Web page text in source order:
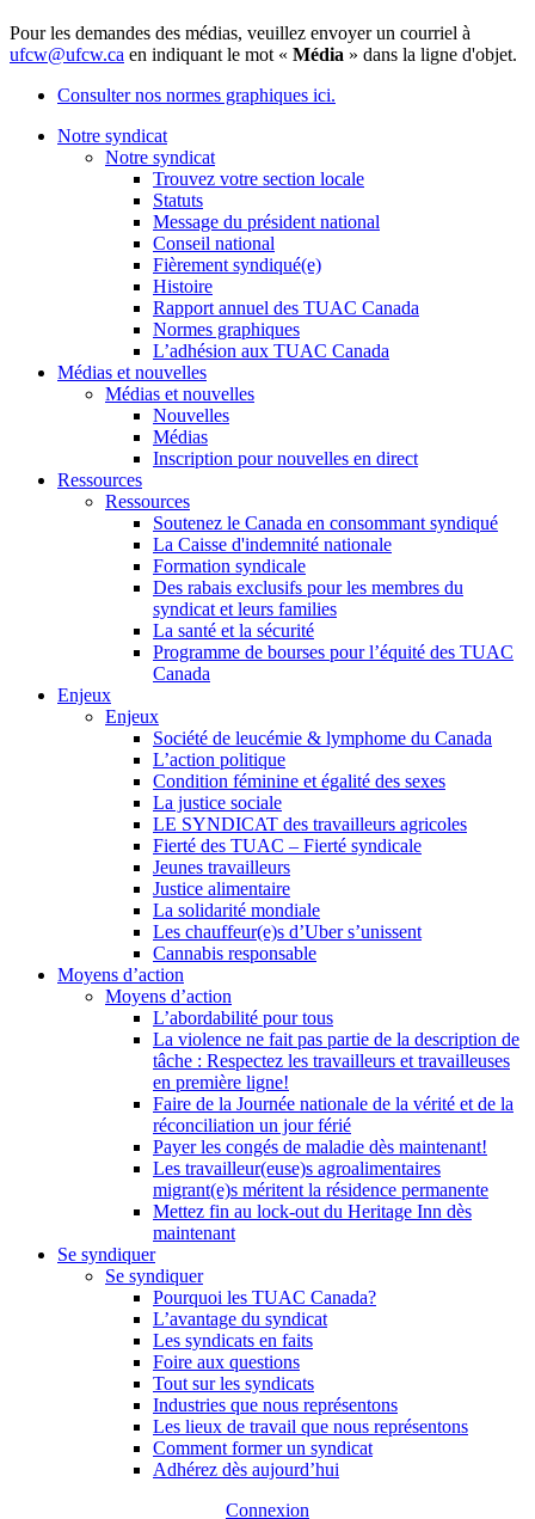
Pour les demandes des médias, veuillez envoyer un courriel à
ufcw@ufcw.ca en indiquant le mot « Média » dans la ligne d'objet.
Consulter nos normes graphiques ici.
Notre syndicat
Notre syndicat
Trouvez votre section locale
Statuts
Message du président national
Conseil national
Fièrement syndiqué(e)
Histoire
Rapport annuel des TUAC Canada
Normes graphiques
L’adhésion aux TUAC Canada
Médias et nouvelles
Médias et nouvelles
Nouvelles
Médias
Inscription pour nouvelles en direct
Ressources
Ressources
Soutenez le Canada en consommant syndiqué
La Caisse d'indemnité nationale
Formation syndicale
Des rabais exclusifs pour les membres du
syndicat et leurs families
La santé et la sécurité
Programme de bourses pour l’équité des TUAC
Canada
Enjeux
Enjeux
Société de leucémie & lymphome du Canada
L’action politique
Condition féminine et égalité des sexes
La justice sociale
LE SYNDICAT des travailleurs agricoles
Fierté des TUAC – Fierté syndicale
Jeunes travailleurs
Justice alimentaire
La solidarité mondiale
Les chauffeur(e)s d’Uber s’unissent
Cannabis responsable
Moyens d’action
Moyens d’action
L’abordabilité pour tous
La violence ne fait pas partie de la description de
tâche : Respectez les travailleurs et travailleuses
en première ligne!
Faire de la Journée nationale de la vérité et de la
réconciliation un jour férié
Payer les congés de maladie dès maintenant!
Les travailleur(euse)s agroalimentaires
migrant(e)s méritent la résidence permanente
Mettez fin au lock-out du Heritage Inn dès
maintenant
Se syndiquer
Se syndiquer
Pourquoi les TUAC Canada?
L’avantage du syndicat
Les syndicats en faits
Foire aux questions
Tout sur les syndicats
Industries que nous représentons
Les lieux de travail que nous représentons
Comment former un syndicat
Adhérez dès aujourd’hui
Connexion